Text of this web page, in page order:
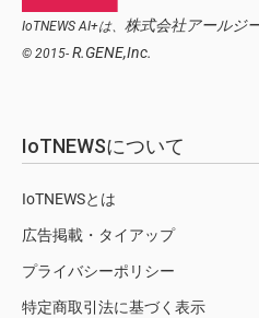
IoTNEWS AI+は、 株式会社アールジ
© 2015- R.GENE,Inc.
IoTNEWSについて
IoTNEWSとは
広告掲載・タイアップ
プライバシーポリシー
特定商取引法に基づく表示